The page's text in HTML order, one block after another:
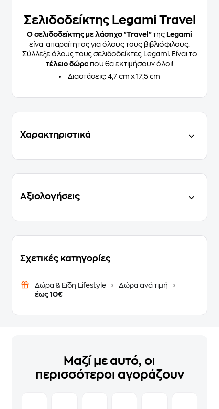
Σελιδοδείκτης Legami Travel
Ο σελιδοδείκτης με λάστιχο "Travel" της Legami
είναι απαραίτητος για όλους τους βιβλιόφιλους.
Σύλλεξε όλους τους σελιδοδείκτες Legami. Είναι το
τέλειο δώρο που θα εκτιμήσουν όλοι!
Διαστάσεις: 4,7 cm x 17,5 cm
Χαρακτηριστικά
Αξιολογήσεις
Σχετικές κατηγορίες
Δώρα & Είδη Lifestyle
Δώρα ανά τιμή
έως 10€
Μαζί με αυτό, οι
περισσότεροι αγοράζουν